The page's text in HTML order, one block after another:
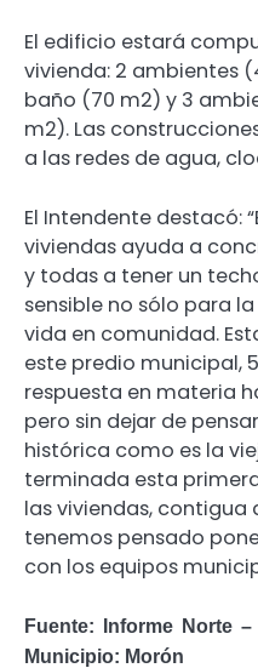
El edificio estará
vivienda: 2 ambientes
baño (70 m2) y 3
m2). Las
a las redes de agua,
El Intendente destacó:
viviendas ayuda a
y todas a tener un
sensible no sólo para
vida en comunidad.
este predio municipal,
respuesta en materia
pero sin dejar de
histórica como es la
terminada esta
las viviendas,
tenemos pensado
con los equipos
Fuente: Informe Norte
Municipio: Morón